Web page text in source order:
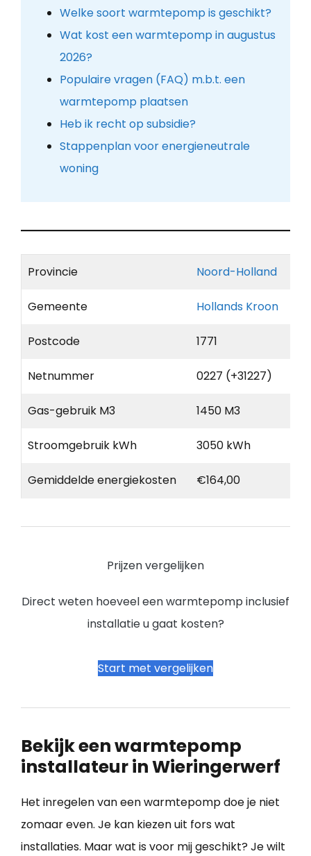
Welke soort warmtepomp is geschikt?
Wat kost een warmtepomp in augustus
2026?
Populaire vragen (FAQ) m.b.t. een
warmtepomp plaatsen
Heb ik recht op subsidie?
Stappenplan voor energieneutrale
woning
Provincie Noord-Holland
Gemeente Hollands Kroon
Postcode 1771
Netnummer 0227 (+31227)
Gas-gebruik M3 1450 M3
Stroomgebruik kWh 3050 kWh
Gemiddelde energiekosten €164,00
Prijzen vergelijken
Direct weten hoeveel een warmtepomp inclusief
installatie u gaat kosten?
Start met vergelijken
Bekijk een warmtepomp
installateur in Wieringerwerf
Het inregelen van een warmtepomp doe je niet
zomaar even. Je kan kiezen uit fors wat
installaties. Maar wat is voor mij geschikt? Je wilt